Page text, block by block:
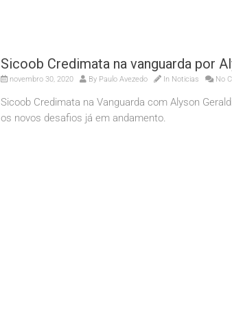
Sicoob Credimata na vanguarda por
novembro 30, 2020 By Paulo Avezedo In Noticias No
Sicoob Credimata na Vanguarda com Alyson
os novos desafios já em andamento.